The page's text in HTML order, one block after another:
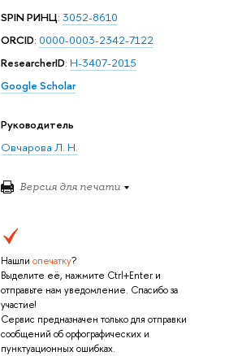
SPIN РИНЦ: 3052-8610
ORCID: 0000-0003-2342-7122
ResearcherID: H-3407-2015
Google Scholar
Руководитель
Овчарова Л. Н.
Версия для печати
Нашли опечатку?
Выделите её, нажмите Ctrl+Enter и
отправьте нам уведомление. Спасибо за
участие!
Сервис предназначен только для отправки
сообщений об орфографических и
пунктуационных ошибках.